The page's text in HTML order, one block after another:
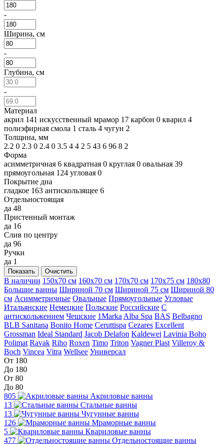
-
Ширина, см
-
Глубина, см
-
Материал
акрил 141 искусственный мрамор 17 карбон 0 кварил 4
полиэфирная смола 1 сталь 4 чугун 2
Толщина, мм
2.2 0 2.3 0 2.4 0 3.5 4 4 2 5 43 6 96 8 2
Форма
асимметричная 6 квадратная 0 круглая 0 овальная 39
прямоугольная 124 угловая 0
Покрытие дна
гладкое 163 антискользящее 6
Отдельностоящая
да 48
Пристенный монтаж
да 16
Слив по центру
да 96
Ручки
да 1
Показать Очистить
В наличии 150x70 см 160x70 см 170x70 см 170x75 см 180x80
Большие ванны Шириной 70 см Шириной 75 см Шириной 80
см Асимметричные Овальные Прямоугольные Угловые
Итальянские Немецкие Польские Российские С
антискольжением Чешские 1Marka Alba Spa BAS Belbagno
BLB Sanitana Bonito Home Ceruttispa Cezares Excellent
Grossman Ideal Standard Jacob Delafon Kaldewei Lavinia Boho
Polimat Ravak Riho Roxen Timo Triton Vagner Plast Villeroy &
Boch Vincea Vitra Wellsee Универсал
От 180
До 180
От 80
До 80
805
Акриловые ванны
13
Стальные ванны
13
Чугунные ванны
126
Мраморные ванны
5
Квариловые ванны
477
Отдельностоящие ванны